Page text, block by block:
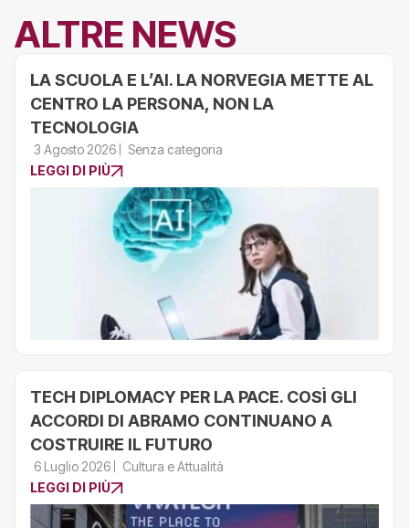
ALTRE NEWS
LA SCUOLA E L’AI. LA NORVEGIA METTE AL
CENTRO LA PERSONA, NON LA
TECNOLOGIA
3 Agosto 2026
Senza categoria
LEGGI DI PIÙ
TECH DIPLOMACY PER LA PACE. COSÌ GLI
ACCORDI DI ABRAMO CONTINUANO A
COSTRUIRE IL FUTURO
6 Luglio 2026
Cultura e Attualità
LEGGI DI PIÙ